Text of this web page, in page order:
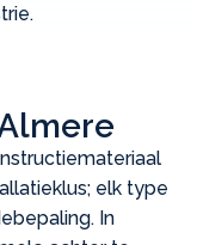
elk type
In